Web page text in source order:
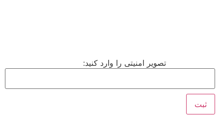
تصویر امنیتی را وارد کنید: